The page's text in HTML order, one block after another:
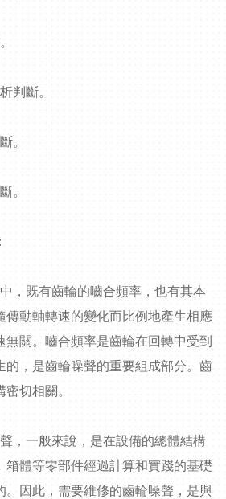
判斷。
。
。
，既有齒輪的嚙合頻率，也有其本
傳動軸轉速的變化而比例地產生相應
無關。嚙合頻率是齒輪在回轉中受到
的，是齒輪噪聲的重要組成部分。齒
切相關。
，一般來說，是在設備的總體結構
箱體等零部件經過計算和實踐的基礎
。因此，需要維修的齒輪噪聲，是與